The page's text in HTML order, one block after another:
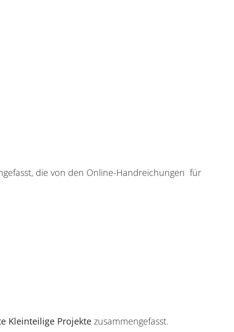
die von den Online-Handreichungen für
Kleinteilige Projekte zusammengefasst.